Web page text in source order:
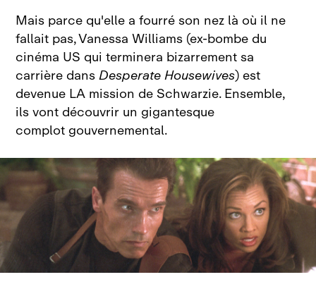
Mais parce qu'elle a fourré son nez là où il ne
fallait pas, Vanessa Williams (ex‑bombe du
cinéma US qui terminera bizarrement sa
carrière dansDesperate Housewives) est
devenue LA mission de Schwarzie. Ensemble,
ils vont découvrir un gigantesque
complot gouvernemental.